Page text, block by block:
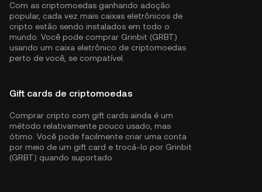
Com as criptomoedas ganhando adoção
popular, cada vez mais caixas eletrônicos de
cripto estão sendo instalados em todo o
mundo. Você pode comprar Grinbit (GRBT)
usando um caixa eletrônico de criptomoedas
perto de você, se compatível.
Gift cards de criptomoedas
Comprar cripto com gift cards ainda é um
método relativamente pouco usado, mas
ótimo. Você pode facilmente criar uma conta
por meio de um gift card e trocá-lo por Grinbit
(GRBT) quando suportado.